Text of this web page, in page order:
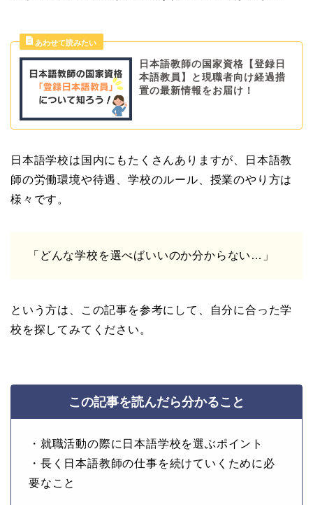
日本語教師の国家資格【登録日
本語教員】と現職者向け経過措
置の最新情報をお届け！
日本語学校は国内にもたくさんありますが、日本語教
師の労働環境や待遇、学校のルール、授業のやり方は
様々です。
「どんな学校を選べばいいのか分からない…」
という方は、この記事を参考にして、自分に合った学
校を探してみてください。
この記事を読んだら分かること
・就職活動の際に日本語学校を選ぶポイント
・長く日本語教師の仕事を続けていくために必
要なこと